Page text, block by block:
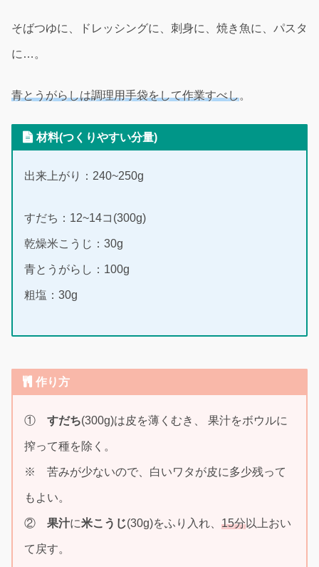
そばつゆに、ドレッシングに、刺身に、焼き魚に、パスタ
に…。
青とうがらしは調理用手袋をして作業すべし。
材料(つくりやすい分量)
出来上がり：240~250g
すだち：12~14コ(300g)
乾燥米こうじ：30g
青とうがらし：100g
粗塩：30g
作り方
① すだち(300g)は皮を薄くむき、 果汁をボウルに
搾って種を除く。
※ 苦みが少ないので、白いワタが皮に多少残って
もよい。
② 果汁に米こうじ(30g)をふり入れ、 15分以上おい
て戻す。